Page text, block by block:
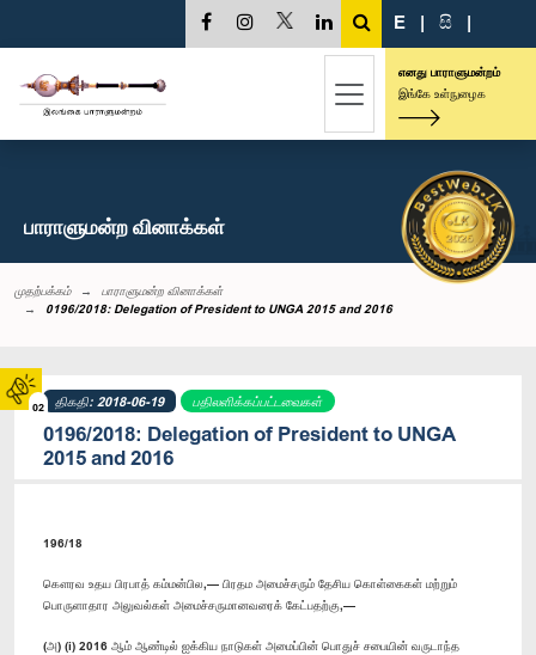
02
E | සි |
எனது பாராளுமன்றம்
இங்கே உள்நுழைக
பாராளுமன்ற வினாக்கள்
முதற்பக்கம்
பாராளுமன்ற வினாக்கள்
0196/2018: Delegation of President to UNGA 2015 and 2016
திகதி: 2018-06-19 பதிலளிக்கப்பட்டவைகள்
0196/2018: Delegation of President to UNGA
2015 and 2016
196/18
கௌரவ உதய பிரபாத் கம்மன்பில,— பிரதம அமைச்சரும் தேசிய கொள்கைகள் மற்றும்
பொருளாதார அலுவல்கள் அமைச்சருமானவரைக் கேட்பதற்கு,—
(அ) (i) 2016 ஆம் ஆண்டில் ஐக்கிய நாடுகள் அமைப்பின் பொதுச் சபையின் வருடாந்த